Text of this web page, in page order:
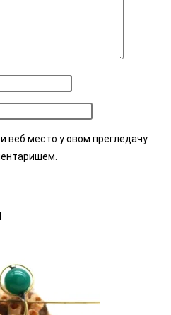
веб место у овом прегледачу